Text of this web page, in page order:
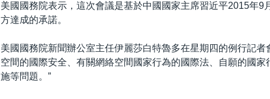
美國國務院表示，這次會議是基於中國國家主席習近平2015年9
方達成的承諾。
美國國務院新聞辦公室主任伊麗莎白特魯多在星期四的例行記者
空間的國際安全、有關網絡空間國家行為的國際法、自願的國
施等問題。”